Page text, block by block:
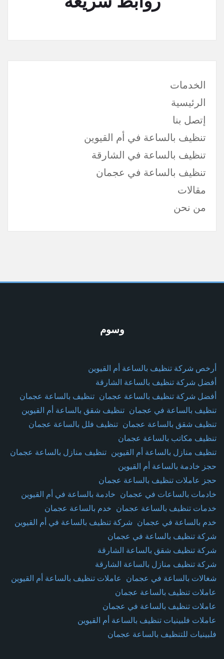
الخدمات
الرئيسية
إتصل بنا
تنظيف بالساعة في أم القيوين
تنظيف بالساعة في الشارقة
تنظيف بالساعة في عجمان
مقالات
من نحن
وسوم
أرخص شركة تنظيف بالساعة أم القيوين
أفضل شركة تنظيف بالساعة الشارقة
أفضل شركة تنظيف بالساعة عجمان تنظيف بالساعة عجمان
تنظيف بالساعة في عجمان تنظيف شقق بالساعة أم القيوين
تنظيف شقق بالساعة عجمان تنظيف فلل بالساعة عجمان
تنظيف مكاتب بالساعة عجمان
تنظيف منازل بالساعة أم القيوين تنظيف منازل بالساعة عجمان
حجز خادمة بالساعة أم القيوين
حجز عاملات تنظيف بالساعة عجمان
خادمات بالساعات في عجمان خادمة بالساعة في أم القيوين
خدمات تنظيف بالساعة عجمان خدم بالساعة عجمان
خدم بالساعة في عجمان شركة تنظيف بالساعة في أم القيوين
شركة تنظيف بالساعة في عجمان
شركة تنظيف شقق بالساعة الشارقة
شركة تنظيف منازل بالساعة الشارقة
شغالات بالساعة في عجمان عاملات تنظيف بالساعة أم القيوين
عاملات تنظيف بالساعة عجمان
عاملات تنظيف بالساعة في عجمان
عاملات فلبينيات تنظيف بالساعة أم القيوين
فلبينيات للتنظيف بالساعة عجمان